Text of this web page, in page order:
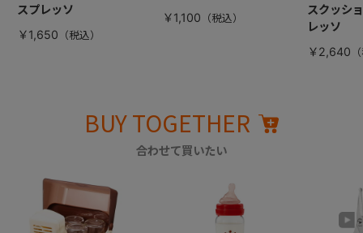
スプレッソ
￥1,650
￥1,100
スクッシ
レッソ
￥2,640
BUY TOGETHER
合わせて買いたい